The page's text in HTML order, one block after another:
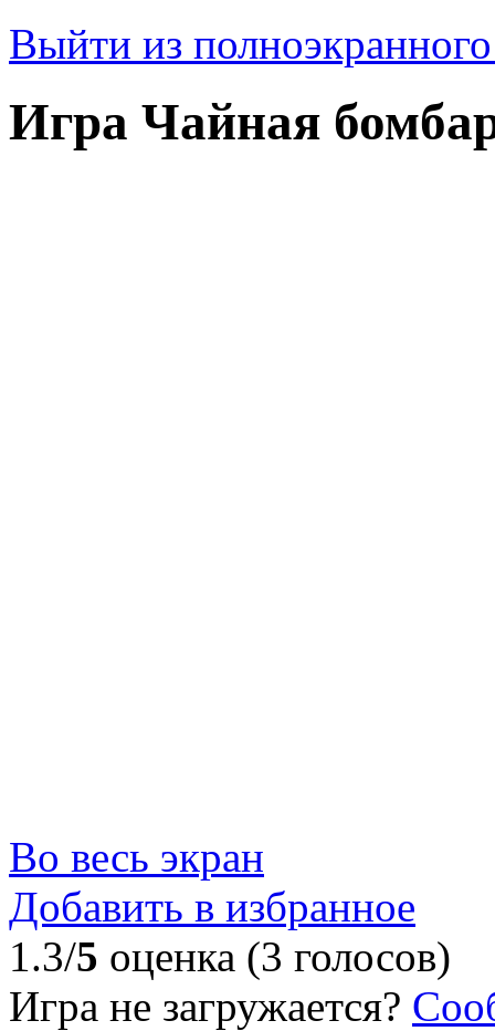
Выйти из
Игра Чайная
Во весь экран
Добавить в избранное
1.3/5 оценка (3 голосов)
Игра не загружается?